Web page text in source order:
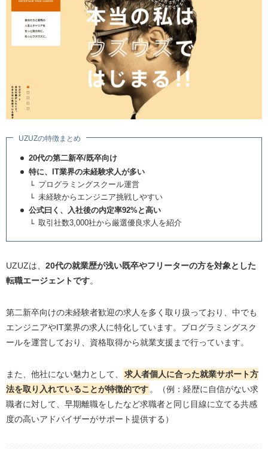
UZUZの特徴まとめ
20代の第二新卒/既卒向け
特に、IT業界の未経験求人が多い
プログラミングスクール運営
未経験からエンジニア挑戦しやすい
公式曰く、入社後の内定率92%と高い
取引社数3,000社から厳選優良求人を紹介
UZUZは、 20代の就業歴が浅い既卒やフリーターの方を対象とした
転職エージェントです。
第二新卒向けの未経験者歓迎の求人を多く取り扱っており、中でも
エンジニアやIT業界の求人に特化しています。プログラミングスク
ールを運営しており、資格取得から就業支援まで行っています。
また、他社にない魅力として、
求人者個人に合った就業サポート方
法を取り入れていることが特徴的です。（例：経歴に自信がない求
職者に対して、早期離職をしたなど求職者と同じ目線に立てる共感
度の高いアドバイザーがサポート提供する）